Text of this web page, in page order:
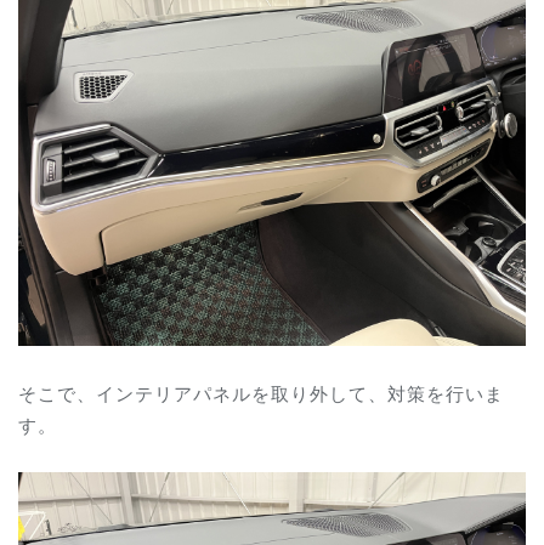
そこで、インテリアパネルを取り外して、対策を行いま
す。